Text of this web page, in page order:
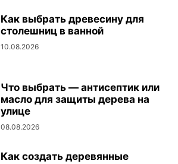
Как выбрать древесину для
столешниц в ванной
10.08.2026
Что выбрать — антисептик или
масло для защиты дерева на
улице
08.08.2026
Как создать деревянные